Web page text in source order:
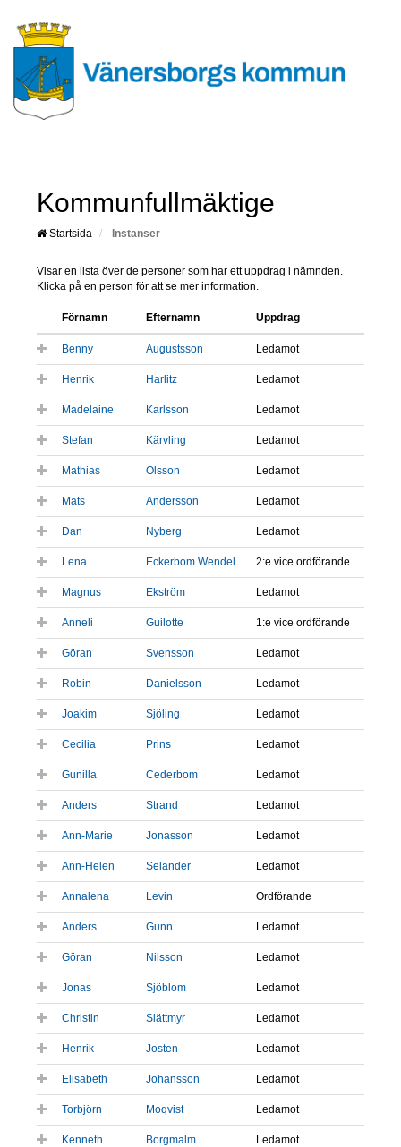
Kommunfullmäktige
Startsida Instanser
Visar en lista över de personer som har ett uppdrag i nämnden.
Klicka på en person för att se mer information.
Förnamn Efternamn Uppdrag
Benny Augustsson Ledamot
Henrik Harlitz Ledamot
Madelaine Karlsson Ledamot
Stefan Kärvling Ledamot
Mathias Olsson Ledamot
Mats Andersson Ledamot
Dan Nyberg Ledamot
Lena Eckerbom Wendel 2:e vice ordförande
Magnus Ekström Ledamot
Anneli Guilotte 1:e vice ordförande
Göran Svensson Ledamot
Robin Danielsson Ledamot
Joakim Sjöling Ledamot
Cecilia Prins Ledamot
Gunilla Cederbom Ledamot
Anders Strand Ledamot
Ann-Marie Jonasson Ledamot
Ann-Helen Selander Ledamot
Annalena Levin Ordförande
Anders Gunn Ledamot
Göran Nilsson Ledamot
Jonas Sjöblom Ledamot
Christin Slättmyr Ledamot
Henrik Josten Ledamot
Elisabeth Johansson Ledamot
Torbjörn Moqvist Ledamot
Kenneth Borgmalm Ledamot